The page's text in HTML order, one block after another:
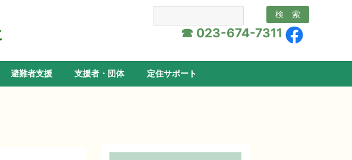
☎ 023-674-7311
避難者支援 支援者・団体 定住サポート